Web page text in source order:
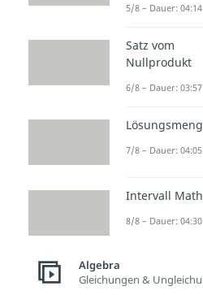
Beliebte
Mathem
Symbole
Dauer: 04:06
Dauer:
5/8 – Dauer: 04:14
Satz vom
Nullprodukt
6/8 – Dauer: 03:57
7/8 – Dauer: 04:05
Intervall
8/8 – Dauer: 04:30
Algebra
Gleichungen &